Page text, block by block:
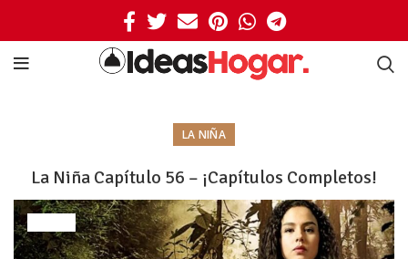
LA NIÑA
La Niña Capítulo 56 – ¡Capítulos Completos!